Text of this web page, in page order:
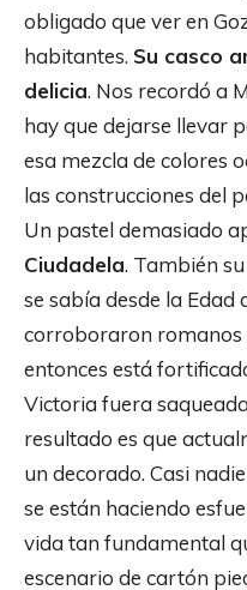
obligado que ver en
habitantes. Su casco
delicia. Nos recordó a
hay que dejarse llevar
esa mezcla de colores
las construcciones del
Un pastel demasiado
Ciudadela. También
se sabía desde la Edad
corroboraron romanos
entonces está
Victoria fuera
resultado es que
un decorado. Casi
se están haciendo
vida tan fundamental
escenario de cartón